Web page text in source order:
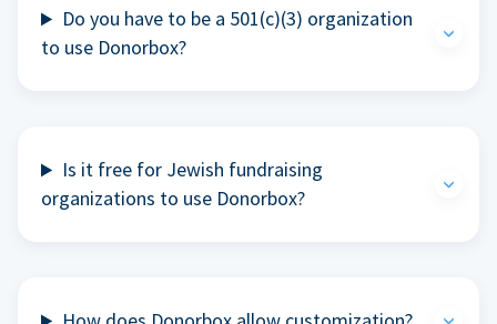
Do you have to be a 501(c)(3) organization
to use Donorbox?
Is it free for Jewish fundraising
organizations to use Donorbox?